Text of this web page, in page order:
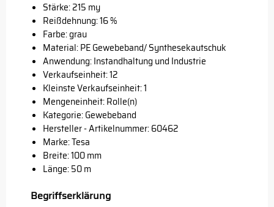
Stärke: 215 my
Reißdehnung: 16 %
Farbe: grau
Material: PE Gewebeband/ Synthesekautschuk
Anwendung: Instandhaltung und Industrie
Verkaufseinheit: 12
Kleinste Verkaufseinheit: 1
Mengeneinheit: Rolle(n)
Kategorie: Gewebeband
Hersteller - Artikelnummer: 60462
Marke:Tesa
Breite: 100 mm
Länge: 50 m
Begriffserklärung